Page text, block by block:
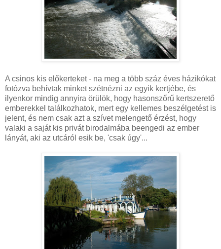
A csinos kis előkerteket - na meg a több száz éves házikókat
fotózva behívtak minket szétnézni az egyik kertjébe, és
ilyenkor mindig annyira örülök, hogy hasonszőrű kertszerető
emberekkel találkozhatok, mert egy kellemes beszélgetést is
jelent, és nem csak azt a szívet melengető érzést, hogy
valaki a saját kis privát birodalmába beengedi az ember
lányát, aki az utcáról esik be, 'csak úgy'...